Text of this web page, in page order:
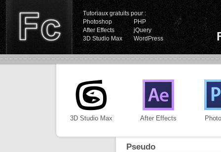
Tutoriaux gratuits pour :
Photoshop
PHP
After Effects
jQuery
3D Studio Max
WordPress
3D Studio Max After Effects
Pseudo